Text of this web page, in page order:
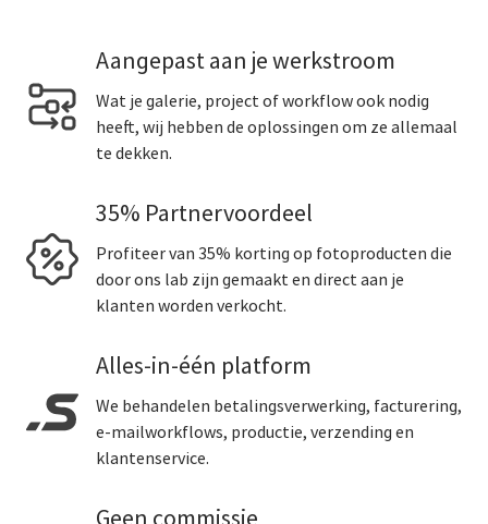
Aangepast aan je werkstroom
Wat je galerie, project of workflow ook nodig
heeft, wij hebben de oplossingen om ze allemaal
te dekken.
35% Partnervoordeel
Profiteer van 35% korting op fotoproducten die
door ons lab zijn gemaakt en direct aan je
klanten worden verkocht.
Alles-in-één platform
We behandelen betalingsverwerking, facturering,
e-mailworkflows, productie, verzending en
klantenservice.